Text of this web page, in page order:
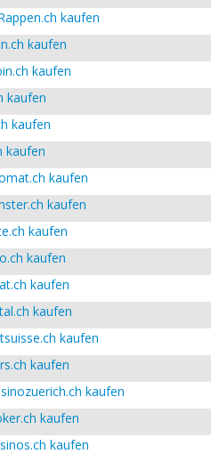
kaufen
kaufen
kaufen
kaufen
kaufen
kaufen
kaufen
kaufen
kaufen
kaufen
kaufen
kaufen
kaufen
kaufen
kaufen
kaufen
kaufen